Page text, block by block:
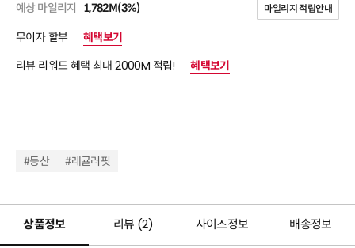
예상 마일리지 1,782M(3%) 마일리지 적립안내
무이자 할부
혜택보기
리뷰 리워드 혜택 최대 2000M 적립!
혜택보기
#등산 #레귤러핏
상품정보 리뷰 (2) 사이즈정보 배송정보